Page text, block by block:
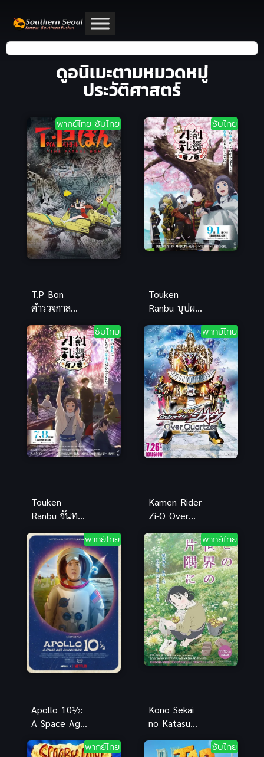
ดูอนิเมะตามหมวดหมู่
ประวัติศาสตร์
พากย์ไทย ซับไทย
T.P Bon
ตำรวจกาล
ไทย ซับไทย)
ซับไทย
Touken
Ranbu บุปผา
โทเคนรันบุ
ซับไทย อนิ
เมะต่อสู้สุด
ป่วน
ซับไทย
Touken
Ranbu จันทรา
จันทรา โท
เคนรันบุ ซับ
ไทย อนิเมะ
ต่อสู้ดีมาก
พากย์ไทย
Kamen Rider
Zi-O Over
ค์ไรเดอร์จีโอ
เดอะมูวี่ พากย์
ไทย
พากย์ไทย
Apollo 10½:
A Space Age
เด็กยุคอวกาศ
พากย์ไทย
Kono Sekai
no Katasumi
Corner of
พากย์ไทย ซับไทย